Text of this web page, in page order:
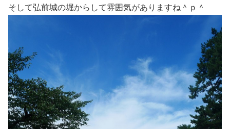
そして弘前城の堀からして雰囲気がありますね＾ｐ＾